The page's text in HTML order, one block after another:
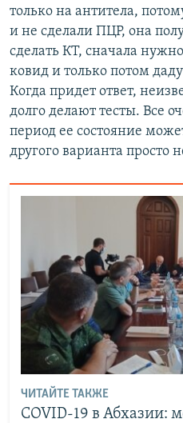
только на антитела,
и не сделали ПЦР, она
сделать КТ, сначала
ковид и только потом
Когда придет ответ,
долго делают тесты. Все
период ее состояние
другого варианта просто
ЧИТАЙТЕ ТАКЖЕ
COVID-19 в Абхазии: